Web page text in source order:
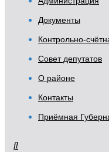
Документы
Контрольно-
Совет депутатов
О районе
Контакты
Приёмная